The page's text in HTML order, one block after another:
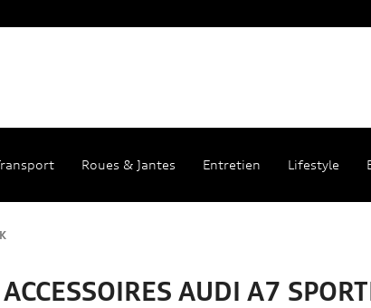
Roues & Jantes Entretien Lifestyle
ACCESSOIRES AUDI A7